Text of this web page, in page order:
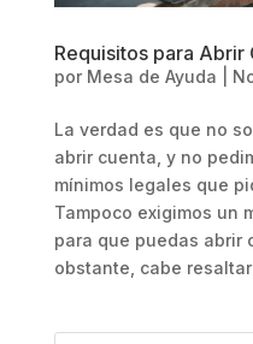
Requisitos para Abrir
por Mesa de Ayuda
La verdad es que no
abrir cuenta, y no
mínimos legales que
Tampoco exigimos un
para que puedas abrir
obstante, cabe